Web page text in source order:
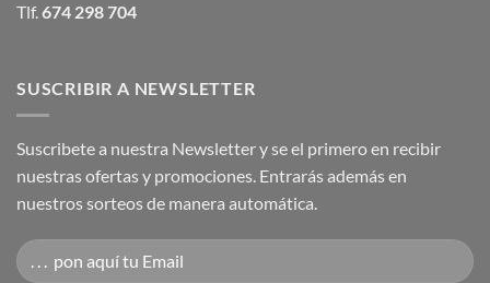
Tlf.674 298 704
SUSCRIBIR A NEWSLETTER
Suscribete a nuestra Newsletter y se el primero en recibir
nuestras ofertas y promociones. Entrarás además en
nuestros sorteos de manera automática.